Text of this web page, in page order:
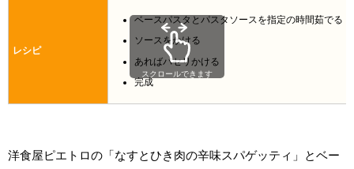
レシピ
ベースパスタとパスタソースを指定の時間茹でる
ソースをかける
あればパセリかける
完成
スクロールできます
洋食屋ピエトロの「なすとひき肉の辛味スパゲッティ」とベー